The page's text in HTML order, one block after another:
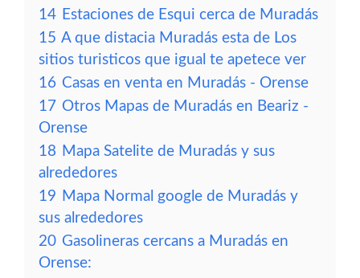
14 Estaciones de Esqui cerca de Muradás
15 A que distacia Muradás esta de Los
sitios turisticos que igual te apetece ver
16 Casas en venta en Muradás - Orense
17 Otros Mapas de Muradás en Beariz -
Orense
18 Mapa Satelite de Muradás y sus
alrededores
19 Mapa Normal google de Muradás y
sus alrededores
20 Gasolineras cercans a Muradás en
Orense: